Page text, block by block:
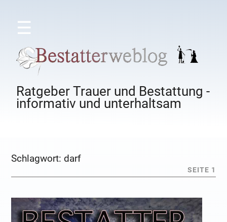
☰
Ratgeber Trauer und Bestattung -
informativ und unterhaltsam
Schlagwort: darf
SEITE 1